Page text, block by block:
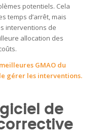
potentiels. Cela
temps d’arrêt, mais
interventions de
allocation des
meilleures GMAOdu
gérer les interventions.
de